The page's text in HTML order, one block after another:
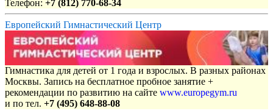
Телефон: +7 (812) 770-68-34
Европейский Гимнастический Центр
Гимнастика для детей от 1 года и взрослых. В разных районах
Москвы. Запись на бесплатное пробное занятие +
рекомендации по развитию на сайте www.europegym.ru
и по тел. +7 (495) 648-88-08